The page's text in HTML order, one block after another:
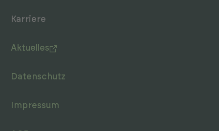
Karriere
Aktuelles
Datenschutz
Impressum